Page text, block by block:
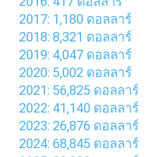
2017: 1,180 ดอลลาร์
2018: 8,321 ดอลลาร์
2019: 4,047 ดอลลาร์
2020: 5,002 ดอลลาร์
2021: 56,825 ดอลลาร์
2022: 41,140 ดอลลาร์
2023: 26,876 ดอลลาร์
2024: 68,845 ดอลลาร์